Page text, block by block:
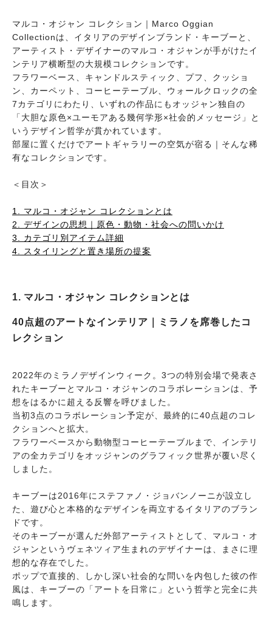
マルコ・オジャン コレクション｜Marco Oggian
Collectionは、イタリアのデザインブランド・キーブーと、
アーティスト・デザイナーのマルコ・オジャンが手がけたイ
ンテリア横断型の大規模コレクションです。
フラワーベース、キャンドルスティック、プフ、クッショ
ン、カーペット、コーヒーテーブル、ウォールクロックの全
7カテゴリにわたり、いずれの作品にもオッジャン独自の
「大胆な原色×ユーモアある幾何学形×社会的メッセージ」と
いうデザイン哲学が貫かれています。
部屋に置くだけでアートギャラリーの空気が宿る｜そんな稀
有なコレクションです。
＜目次＞
1. マルコ・オジャン コレクションとは
2. デザインの思想｜原色・動物・社会への問いかけ
3. カテゴリ別アイテム詳細
4. スタイリングと置き場所の提案
1. マルコ・オジャン コレクションとは
40点超のアートなインテリア｜ミラノを席巻したコ
レクション
2022年のミラノデザインウィーク。3つの特別会場で発表さ
れたキーブーとマルコ・オジャンのコラボレーションは、予
想をはるかに超える反響を呼びました。
当初3点のコラボレーション予定が、最終的に40点超のコレ
クションへと拡大。
フラワーベースから動物型コーヒーテーブルまで、インテリ
アの全カテゴリをオッジャンのグラフィック世界が覆い尽く
しました。
キーブーは2016年にステファノ・ジョバンノーニが設立し
た、遊び心と本格的なデザインを両立するイタリアのブラン
ドです。
そのキーブーが選んだ外部アーティストとして、マルコ・オ
ジャンというヴェネツィア生まれのデザイナーは、まさに理
想的な存在でした。
ポップで直接的、しかし深い社会的な問いを内包した彼の作
風は、キーブーの「アートを日常に」という哲学と完全に共
鳴します。